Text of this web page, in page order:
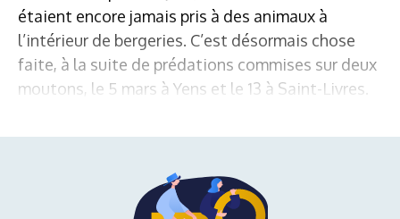
étaient encore jamais pris à des animaux à
l’intérieur de bergeries. C’est désormais chose
faite, à la suite de prédations commises sur deux
moutons, le 5 mars à Yens et le 13 à Saint-Livres.